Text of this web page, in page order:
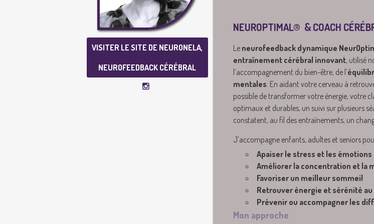
VISITER LE SITE DE NEURONELA,
NEUROFEEDBACK CÉRÉBRAL
NEUROPTIMAL® & COACH
Le neurofeedback dynamique
entraînement cérébral innovant, utilisé
l’accompagnement du bien-être, de l’
mentales . En aidant votre cerveau à
possible de transformer votre énergie, votre
optimaux et durables, un suivi sur plusieurs
constatent, au fil des entraînements, un
J’accompagne enfants, adultes et seniors
Apaiser le stress et les
Améliorer la concentration et la
Favoriser un meilleur sommeil
Retrouver énergie et sérénité
Prévenir ou accompagner les
Mon approche